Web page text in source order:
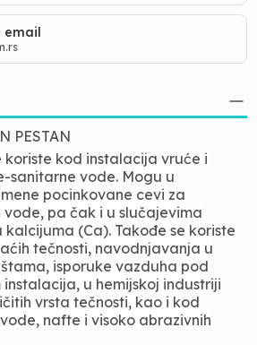
email
PESTAN
koriste kod instalacija vruće i
sanitarne vode. Mogu u
pocinkovane cevi za
pa čak i u slučajevima
(Ca). Takođe se koriste
tečnosti, navodnjavanja u
isporuke vazduha pod
u hemijskoj industriji
vrsta tečnosti, kao i kod
nafte i visoko abrazivnih